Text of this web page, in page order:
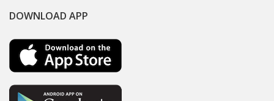
DOWNLOAD APP